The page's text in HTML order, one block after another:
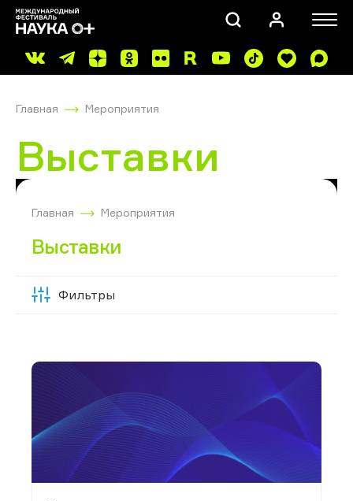
Главная Мероприятия
Выставки
Главная Мероприятия
Выставки
Фильтры